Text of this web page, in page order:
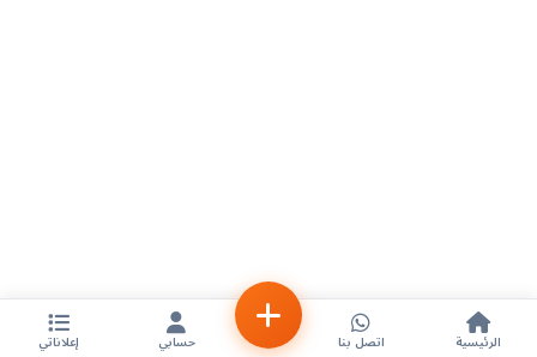
الرئيسية اتصل بنا حسابي إعلاناتي